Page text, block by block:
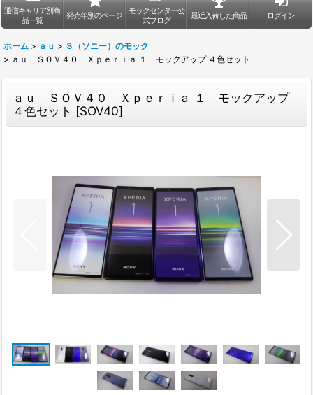
通信キャリア別商
品一覧
発売年別のページ
モックセンター公
式ブログ
最近入荷した商品 ログイン
ホーム > ａｕ > Ｓ（ソニー）のモック
> ａｕ ＳＯＶ４０ Ｘｐｅｒｉａ １ モックアップ ４色セット
ａｕ ＳＯＶ４０ Ｘｐｅｒｉａ １ モックアップ
４色セット [SOV40]